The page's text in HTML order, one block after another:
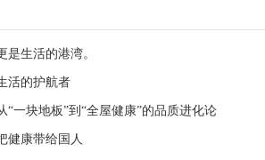
是生活的港湾。
活的护航者
“一块地板”到“全屋健康”的品质进化论
健康带给国人